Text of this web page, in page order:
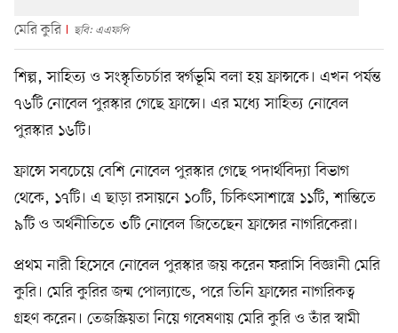
মেরি কুরি ছবি: এএফপি
শিল্প, সাহিত্য ও সংস্কৃতিচর্চার স্বর্গভূমি বলা হয় ফ্রান্সকে। এখন পর্যন্ত
৭৬টি নোবেল পুরস্কার গেছে ফ্রান্সে। এর মধ্যে সাহিত্য নোবেল
পুরস্কার ১৬টি।
ফ্রান্সে সবচেয়ে বেশি নোবেল পুরস্কার গেছে পদার্থবিদ্যা বিভাগ
থেকে, ১৭টি। এ ছাড়া রসায়নে ১০টি, চিকিৎসাশাস্ত্রে ১১টি, শান্তিতে
৯টি ও অর্থনীতিতে ৩টি নোবেল জিতেছেন ফ্রান্সের নাগরিকেরা।
প্রথম নারী হিসেবে নোবেল পুরস্কার জয় করেন ফরাসি বিজ্ঞানী মেরি
কুরি। মেরি কুরির জন্ম পোল্যান্ডে, পরে তিনি ফ্রান্সের নাগরিকত্ব
গ্রহণ করেন। তেজস্ক্রিয়তা নিয়ে গবেষণায় মেরি কুরি ও তাঁর স্বামী